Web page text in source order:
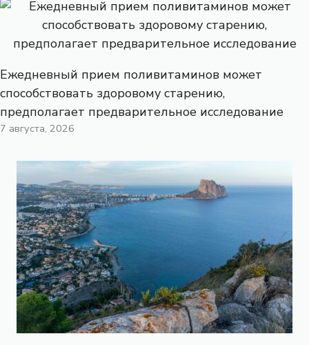
Ежедневный прием поливитаминов может
способствовать здоровому старению,
предполагает предварительное исследование
7 августа, 2026